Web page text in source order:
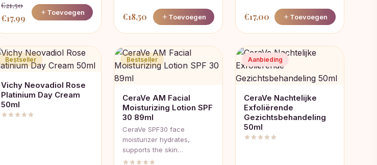
€21,50
Oorspronkelijke
prijs
€21,50.
€17,99 Huidige
€17,99.
Toevoegen €18,50 Toevoegen €17,00 Toevoegen
Bestseller
Vichy Neovadiol Rose
Platinium Day Cream
50ml
Bestseller
CeraVe AM Facial
Moisturizing Lotion SPF
30 89ml
CeraVe SPF30 face
moisturizer hydrates,
supports the skin…
Aanbieding
CeraVe Nachtelijke
Exfoliërende
Gezichtsbehandeling
50ml